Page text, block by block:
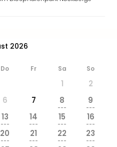
2026
Do Fr Sa So
1
2
6 7 8
---
9
---
13
---
14
---
15
---
16
---
20
---
21
---
22
---
23
---